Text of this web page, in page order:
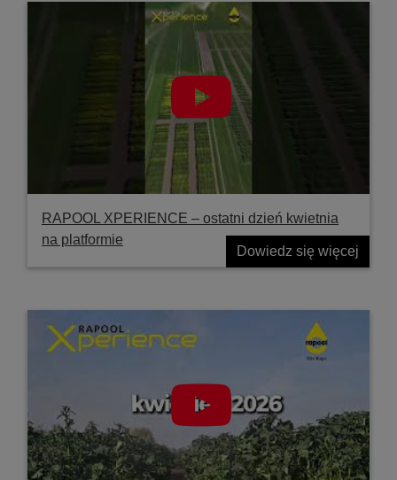
RAPOOL XPERIENCE – ostatni dzień kwietnia
na platformie
Dowiedz się więcej